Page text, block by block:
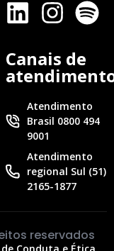
Canais de
Atendimento
Brasil 0800 494
9001
Atendimento
regional Sul (51)
2165-1877
reservados